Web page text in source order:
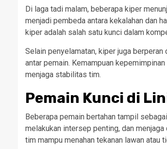
Di laga tadi malam, beberapa kiper
menjadi pembeda antara kekalahan dan
kiper adalah salah satu kunci dalam
Selain penyelamatan, kiper juga
antar pemain. Kemampuan
menjaga stabilitas tim.
Pemain Kunci di
Beberapa pemain bertahan tampil
melakukan intersep penting, dan
tim mampu menahan tekanan lawan atau